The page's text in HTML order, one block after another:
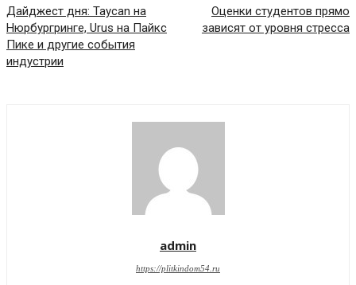
Дайджест дня: Taycan на
Нюрбургринге, Urus на Пайкс
Пике и другие события
индустрии
Оценки студентов прямо
зависят от уровня стресса
admin
https://plitkindom54.ru